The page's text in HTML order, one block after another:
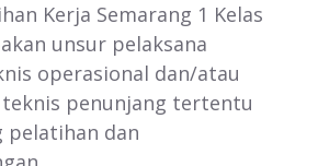
Kerja Semarang 1 Kelas
unsur pelaksana
operasional dan/atau
penunjang tertentu
pelatihan dan